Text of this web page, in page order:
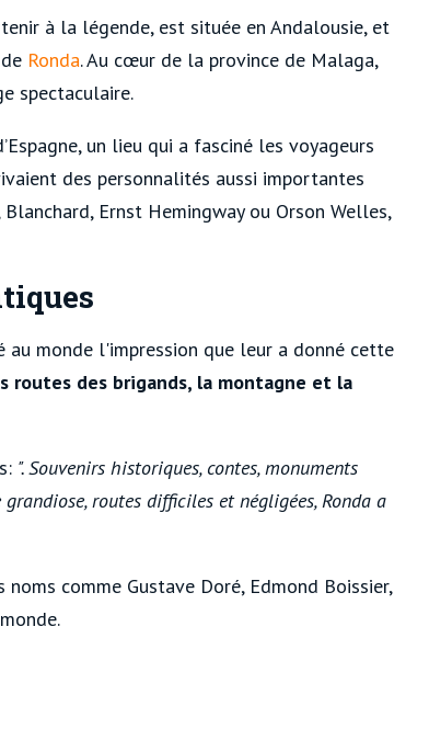
à la légende, est située en Andalousie, et
Ronda. Au cœur de la province de Malaga,
spectaculaire.
un lieu qui a fasciné les voyageurs
des personnalités aussi importantes
Ernst Hemingway ou Orson Welles,
au monde l'impression que leur a donné cette
routes des brigands, la montagne et la
". Souvenirs historiques, contes, monuments
routes difficiles et négligées, Ronda a
comme Gustave Doré, Edmond Boissier,